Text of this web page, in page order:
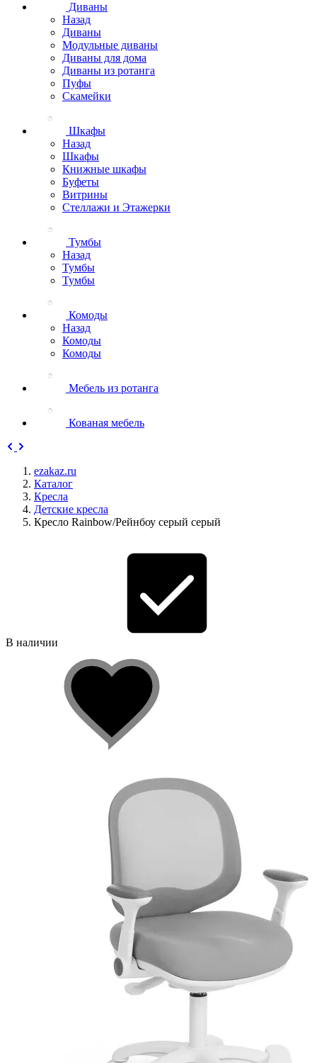
Диваны
Назад
Диваны
Модульные диваны
Диваны для дома
Диваны из ротанга
Пуфы
Скамейки
Шкафы
Назад
Шкафы
Книжные шкафы
Буфеты
Витрины
Стеллажи и Этажерки
Тумбы
Назад
Тумбы
Тумбы
Комоды
Назад
Комоды
Комоды
Мебель из ротанга
Кованая мебель
ezakaz.ru
Каталог
Кресла
Детские кресла
Кресло Rainbow/Рейнбоу серый серый
В наличии